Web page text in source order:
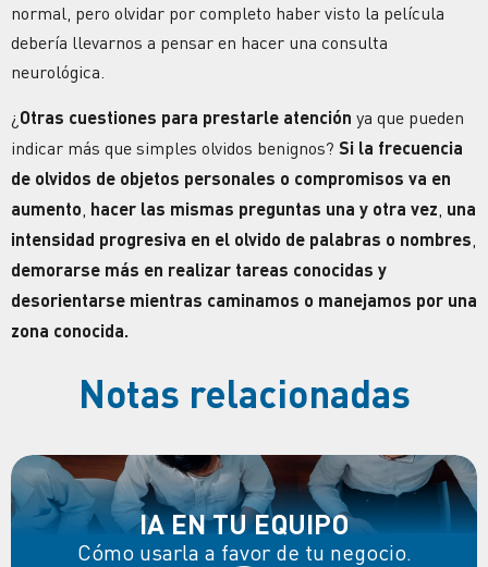
normal, pero olvidar por completo haber visto la película
debería llevarnos a pensar en hacer una consulta
neurológica.
¿ Otras cuestiones para prestarle atención ya que pueden
indicar más que simples olvidos benignos? Si la frecuencia
de olvidos de objetos personales o compromisos va en
aumento, hacer las mismas preguntas una y otra vez, una
intensidad progresiva en el olvido de palabras o nombres,
demorarse más en realizar tareas conocidas y
desorientarse mientras caminamos o manejamos por una
zona conocida.
Notas relacionadas
IA EN TU EQUIPO
Cómo usarla a favor de tu negocio.